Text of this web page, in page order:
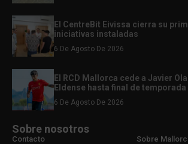
El CentreBit Eivissa cierra su
iniciativas instaladas
6 De Agosto De 2026
El RCD Mallorca cede a Javier
Eldense hasta final de temporada
6 De Agosto De 2026
Sobre nosotros
Contacto
Sobre